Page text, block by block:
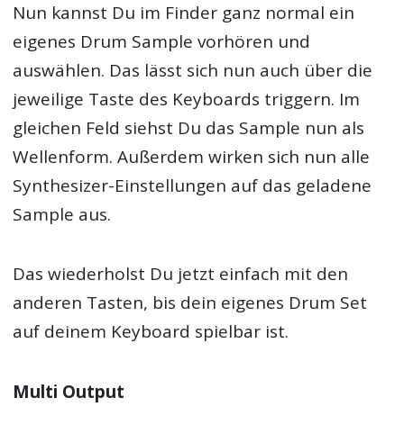
Nun kannst Du im Finder ganz normal ein
eigenes Drum Sample vorhören und
auswählen. Das lässt sich nun auch über die
jeweilige Taste des Keyboards triggern. Im
gleichen Feld siehst Du das Sample nun als
Wellenform. Außerdem wirken sich nun alle
Synthesizer-Einstellungen auf das geladene
Sample aus.
Das wiederholst Du jetzt einfach mit den
anderen Tasten, bis dein eigenes Drum Set
auf deinem Keyboard spielbar ist.
Multi Output